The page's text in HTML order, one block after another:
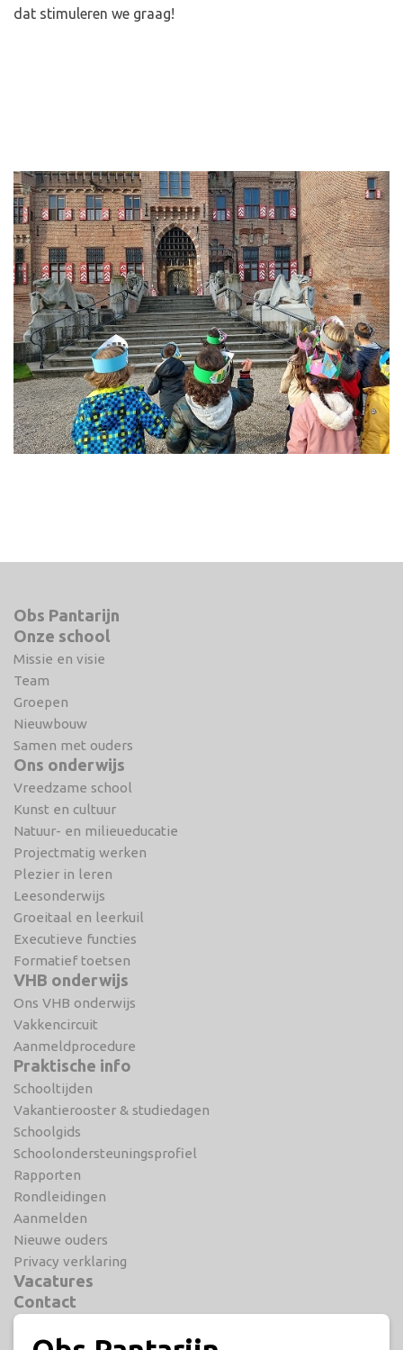
dat stimuleren we graag!
Obs Pantarijn
Onze school
Missie en visie
Team
Groepen
Nieuwbouw
Samen met ouders
Ons onderwijs
Vreedzame school
Kunst en cultuur
Natuur- en milieueducatie
Projectmatig werken
Plezier in leren
Leesonderwijs
Groeitaal en leerkuil
Executieve functies
Formatief toetsen
VHB onderwijs
Ons VHB onderwijs
Vakkencircuit
Aanmeldprocedure
Praktische info
Schooltijden
Vakantierooster & studiedagen
Schoolgids
Schoolondersteuningsprofiel
Rapporten
Rondleidingen
Aanmelden
Nieuwe ouders
Privacy verklaring
Vacatures
Contact